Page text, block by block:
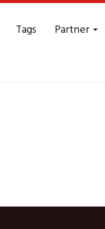
Tags Partner